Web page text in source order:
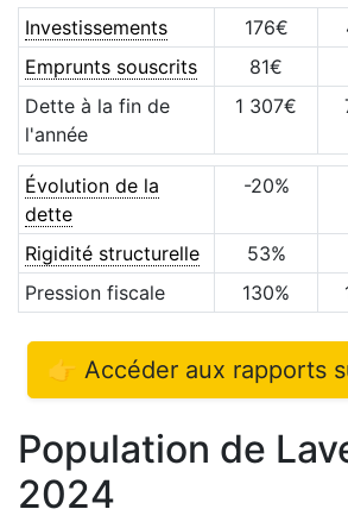
Investissements 176€
Emprunts souscrits
81€
Dette à la fin de
l'année
1 307€
Évolution de la
dette
-20%
Rigidité structurelle 53%
Pression fiscale
130%
👉 Accéder aux rapports
Population de
2024